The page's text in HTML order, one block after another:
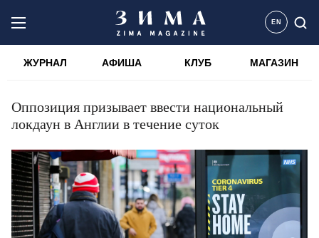
EN
ЖУРНАЛ АФИША КЛУБ МАГАЗИН
Оппозиция призывает ввести национальный
локдаун в Англии в течение суток